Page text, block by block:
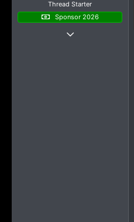
Thread Starter
Sponsor 2026